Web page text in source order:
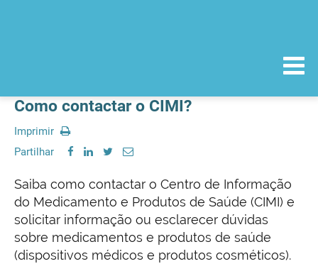
Como contactar o CIMI?
Imprimir
Partilhar
Saiba como contactar o Centro de Informação
do Medicamento e Produtos de Saúde (CIMI) e
solicitar informação ou esclarecer dúvidas
sobre medicamentos e produtos de saúde
(dispositivos médicos e produtos cosméticos).